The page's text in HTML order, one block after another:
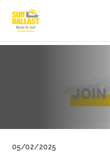
05/02/2025